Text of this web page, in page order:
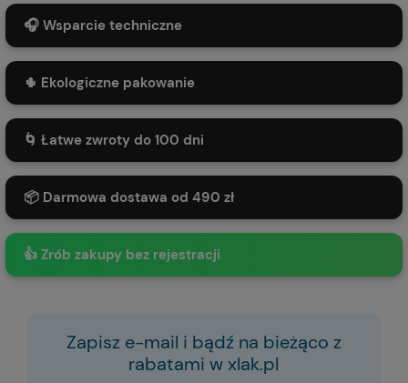
🎧 Wsparcie techniczne
🌵 Ekologiczne pakowanie
🌀 Łatwe zwroty do 100 dni
📦 Darmowa dostawa od 490 zł
👍 Zrób zakupy bez rejestracji
Zapisz e-mail i bądź na bieżąco z
rabatami w xlak.pl